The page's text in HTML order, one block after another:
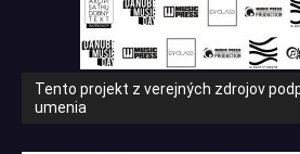
Tento projekt z verejných zdrojov
umenia